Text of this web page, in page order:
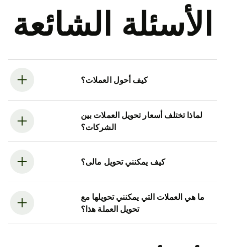
الأسئلة الشائعة
كيف أحول العملات؟
لماذا تختلف أسعار تحويل العملات بين
الشركات؟
كيف يمكنني تحويل مالى؟
ما هي العملات التي يمكنني تحويلها مع
تحويل العملة هذا؟